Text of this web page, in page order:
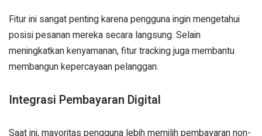
Fitur ini sangat penting karena pengguna ingin mengetahui
posisi pesanan mereka secara langsung. Selain
meningkatkan kenyamanan, fitur tracking juga membantu
membangun kepercayaan pelanggan.
Integrasi Pembayaran Digital